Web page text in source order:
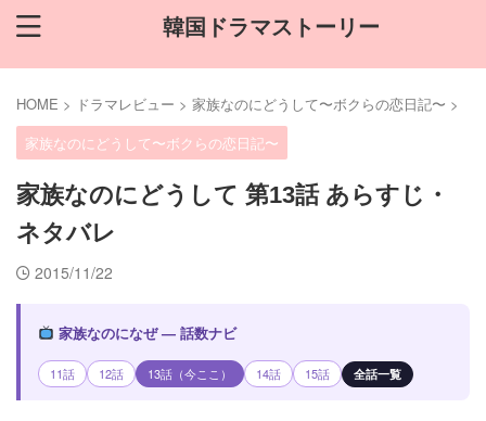
韓国ドラマストーリー
HOME > ドラマレビュー > 家族なのにどうして〜ボクらの恋日記〜 >
家族なのにどうして〜ボクらの恋日記〜
家族なのにどうして 第13話 あらすじ・
ネタバレ
2015/11/22
家族なのになぜ — 話数ナビ
11話 12話 13話（今ここ） 14話 15話 全話一覧